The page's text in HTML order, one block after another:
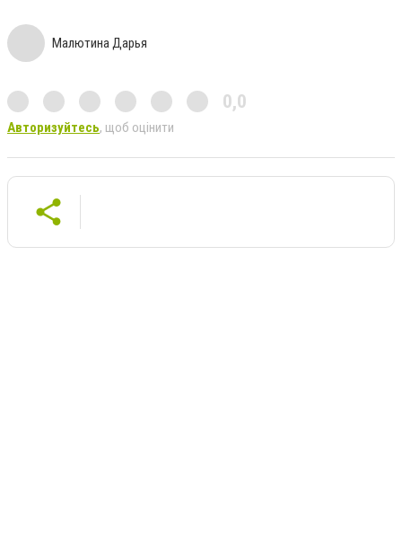
Малютина Дарья
0,0
Авторизуйтесь, щоб оцінити